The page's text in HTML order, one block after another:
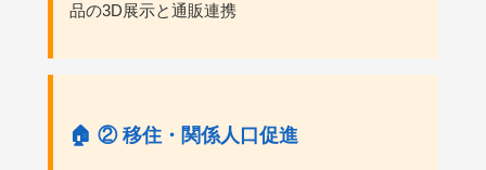
品の3D展示と通販連携
🏠 ② 移住・関係人口促進